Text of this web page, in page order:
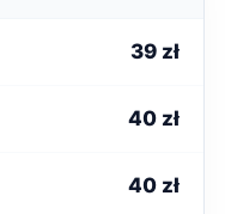
39 zł
40 zł
40 zł